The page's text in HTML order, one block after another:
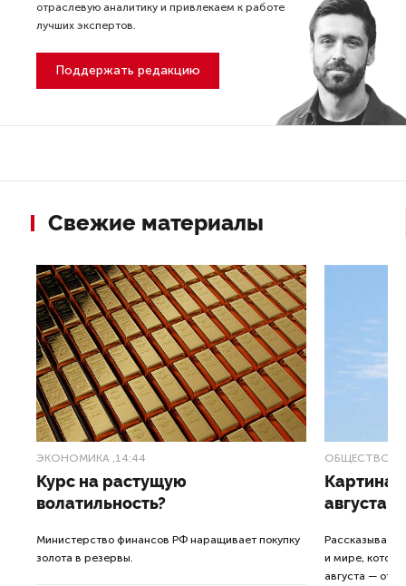
отраслевую аналитику и привлекаем к работе
лучших экспертов.
Поддержать редакцию
Свежие материалы
ЭКОНОМИКА ,14:44
Курс на растущую
волатильность?
Министерство финансов РФ наращивает покупку
золота в резервы.
ОБЩЕСТВО
Картина
августа
Рассказываем
и мире,
августа — от